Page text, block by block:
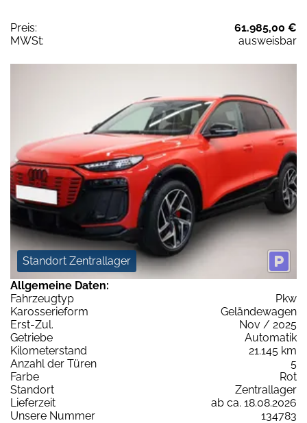
Preis:
61.985,00 €
MWSt:
ausweisbar
Standort Zentrallager
Allgemeine Daten:
Fahrzeugtyp
Pkw
Karosserieform
Geländewagen
Erst-Zul.
Nov / 2025
Getriebe
Automatik
Kilometerstand
21.145 km
Anzahl der Türen
5
Farbe
Rot
Standort
Zentrallager
Lieferzeit
ab ca. 18.08.2026
Unsere Nummer
134783